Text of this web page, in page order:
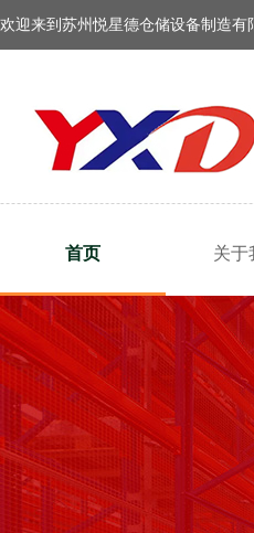
欢迎来到苏州悦星德仓储设备制造
首页 关于